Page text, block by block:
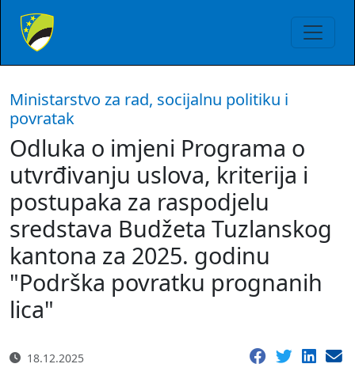
Ministarstvo za rad, socijalnu politiku i
povratak
Odluka o imjeni Programa o
utvrđivanju uslova, kriterija i
postupaka za raspodjelu
sredstava Budžeta Tuzlanskog
kantona za 2025. godinu
"Podrška povratku prognanih
lica"
18.12.2025